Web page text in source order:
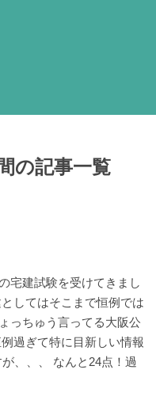
の記事一覧
宅建試験を受けてきまし
してはそこまで恒例では
っちゅう言ってる大阪公
過ぎて特に目新しい情報
、、、 なんと24点！過